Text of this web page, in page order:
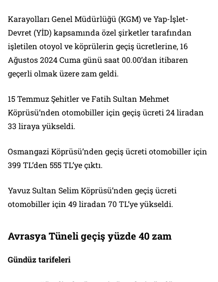
Karayolları Genel Müdürlüğü (KGM) ve Yap-İşlet-
Devret (YİD) kapsamında özel şirketler tarafından
işletilen otoyol ve köprülerin geçiş ücretlerine, 16
Ağustos 2024 Cuma günü saat 00.00’dan itibaren
geçerli olmak üzere zam geldi.
15 Temmuz Şehitler ve Fatih Sultan Mehmet
Köprüsü’nden otomobiller için geçiş ücreti 24 liradan
33 liraya yükseldi.
Osmangazi Köprüsü’nden geçiş ücreti otomobiller için
399 TL’den 555 TL’ye çıktı.
Yavuz Sultan Selim Köprüsü’nden geçiş ücreti
otomobiller için 49 liradan 70 TL’ye yükseldi.
Avrasya Tüneli geçiş yüzde 40 zam
Gündüz tarifeleri